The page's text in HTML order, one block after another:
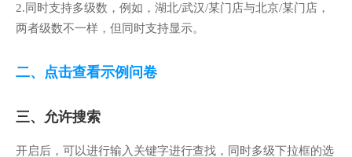
2.同时支持多级数，例如，湖北/武汉/某门店与北京/某门店，
两者级数不一样，但同时支持显示。
二、点击查看示例问卷
三、允许搜索
开启后，可以进行输入关键字进行查找，同时多级下拉框的选